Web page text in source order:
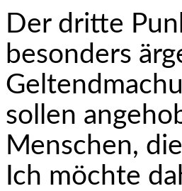
Der dritte
besonders
sollen
Menschen,
Ich möchte